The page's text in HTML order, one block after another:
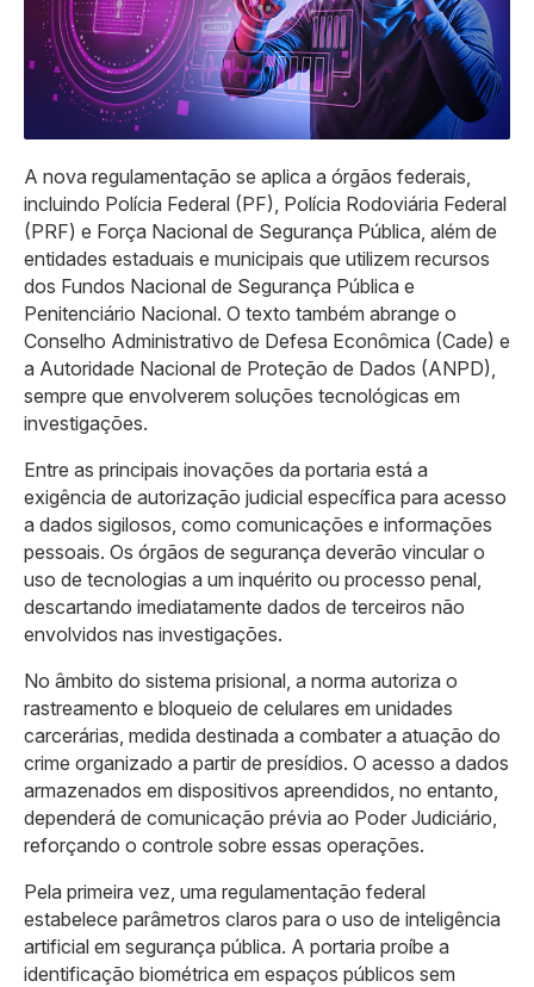
A nova regulamentação se aplica a órgãos federais,
incluindo Polícia Federal (PF), Polícia Rodoviária Federal
(PRF) e Força Nacional de Segurança Pública, além de
entidades estaduais e municipais que utilizem recursos
dos Fundos Nacional de Segurança Pública e
Penitenciário Nacional. O texto também abrange o
Conselho Administrativo de Defesa Econômica (Cade) e
a Autoridade Nacional de Proteção de Dados (ANPD),
sempre que envolverem soluções tecnológicas em
investigações.
Entre as principais inovações da portaria está a
exigência de autorização judicial específica para acesso
a dados sigilosos, como comunicações e informações
pessoais. Os órgãos de segurança deverão vincular o
uso de tecnologias a um inquérito ou processo penal,
descartando imediatamente dados de terceiros não
envolvidos nas investigações.
No âmbito do sistema prisional, a norma autoriza o
rastreamento e bloqueio de celulares em unidades
carcerárias, medida destinada a combater a atuação do
crime organizado a partir de presídios. O acesso a dados
armazenados em dispositivos apreendidos, no entanto,
dependerá de comunicação prévia ao Poder Judiciário,
reforçando o controle sobre essas operações.
Pela primeira vez, uma regulamentação federal
estabelece parâmetros claros para o uso de inteligência
artificial em segurança pública. A portaria proíbe a
identificação biométrica em espaços públicos sem